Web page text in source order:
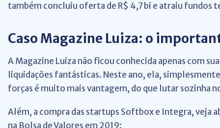
também concluiu oferta de R$ 4,7 bi e atraiu fundos
Caso Magazine Luiza: o
A Magazine Luiza não ficou conhecida apenas com
liquidações fantásticas. Neste ano, ela,
forças é muito mais vantagem, do que lutar sozinha
Além, a compra das startups Softbox e Integra, veja
na Bolsa de Valores em 2019: